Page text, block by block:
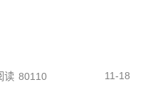
读 80110 11-18